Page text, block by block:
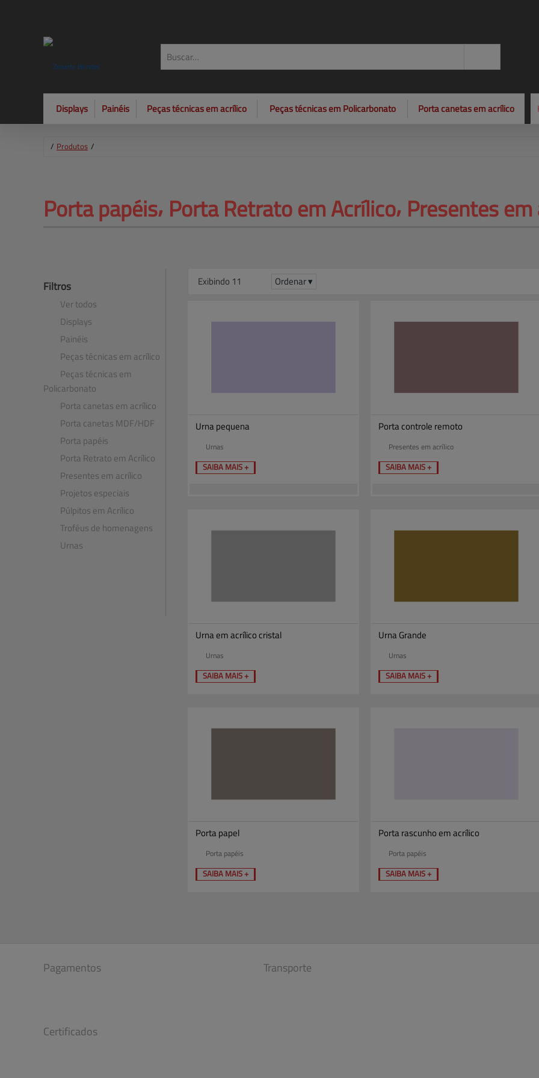
Displays Painéis Peças técnicas em acrílico Peças técnicas em Policarbonato Porta canetas em acrílico
/ Produtos /
Porta papéis⸴ Porta Retrato em Acrílico⸴ Presentes em
Filtros
Ver todos
Displays
Painéis
Peças técnicas em acrílico
Peças técnicas em
Policarbonato
Porta canetas em acrílico
Porta canetas MDF​/​HDF
Porta papéis
Porta Retrato em Acrílico
Presentes em acrílico
Projetos especiais
Púlpitos em Acrílico
Troféus de homenagens
Urnas
Exibindo 11 Ordenar ▾
Urna pequena
Urnas
SAIBA MAIS +
Porta controle remoto
Presentes em acrílico
SAIBA MAIS +
Urna em acrílico cristal
Urnas
SAIBA MAIS +
Urna Grande
Urnas
SAIBA MAIS +
Porta papel
Porta papéis
SAIBA MAIS +
Porta rascunho em acrílico
Porta papéis
SAIBA MAIS +
Pagamentos Transporte
Certificados